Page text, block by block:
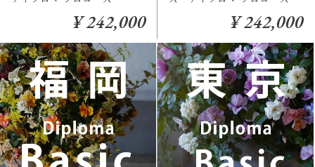
¥ 242,000 ¥ 242,000